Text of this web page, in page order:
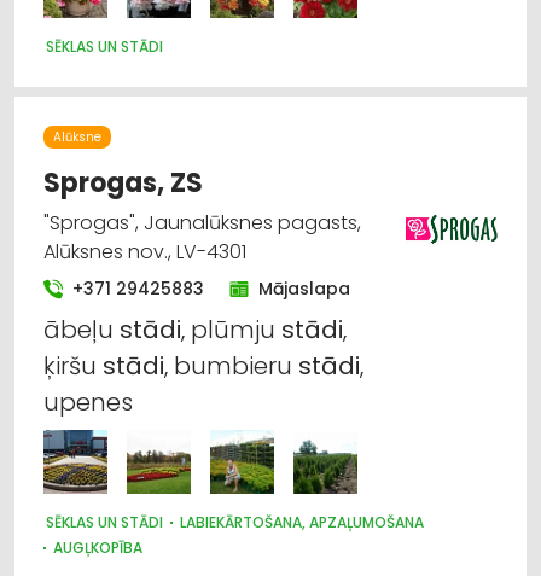
SĒKLAS UN STĀDI
Alūksne
Sprogas, ZS
"Sprogas", Jaunalūksnes pagasts,
Alūksnes nov., LV-4301
+371 29425883 Mājaslapa
ābeļu stādi, plūmju stādi,
ķiršu stādi, bumbieru stādi,
upenes
SĒKLAS UN STĀDI
LABIEKĀRTOŠANA, APZAĻUMOŠANA
AUGĻKOPĪBA